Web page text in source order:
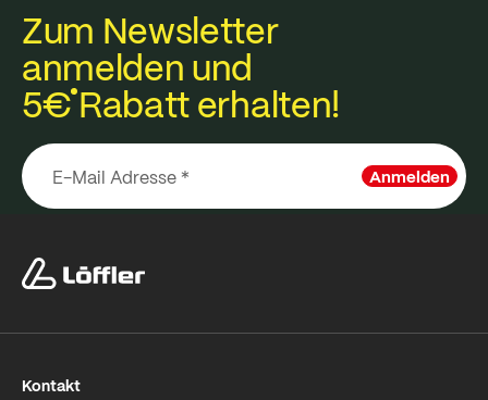
Zum Newsletter
anmelden und
5€Rabatt erhalten!
Anmelden
Kontakt